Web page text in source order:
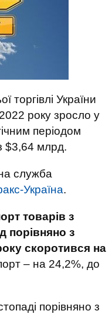
торгівлі України
року зросло у
періодом
$3,64 млрд.
служба
Україна.
товарів з
порівняно з
скоротився на
– на 24,2%, до
порівняно з